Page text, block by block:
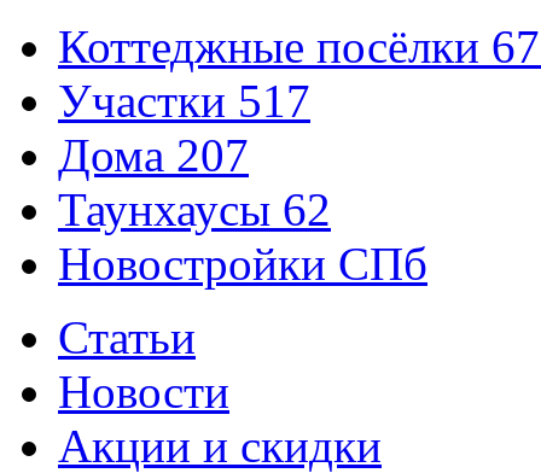
Коттеджные посёлки
Участки 517
Дома 207
Таунхаусы 62
Новостройки СПб
Статьи
Новости
Акции и скидки